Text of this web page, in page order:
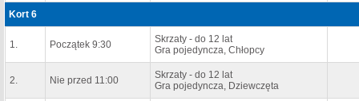
Kort 6
1. Początek 9:30
Skrzaty - do 12 lat
Gra pojedyncza, Chłopcy
2. Nie przed 11:00
Skrzaty - do 12 lat
Gra pojedyncza, Dziewczęta